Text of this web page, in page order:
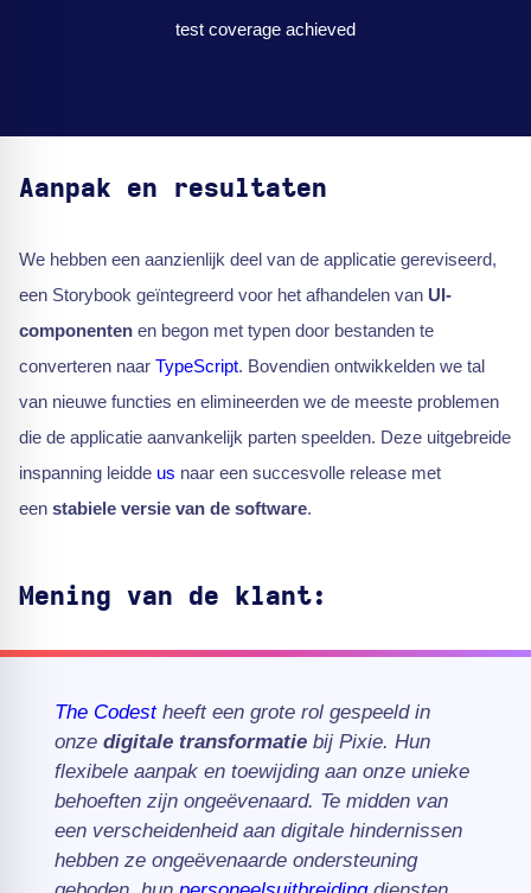
test coverage achieved
Aanpak en resultaten
We hebben een aanzienlijk deel van de applicatie gereviseerd,
een Storybook geïntegreerd voor het afhandelen van UI-
componenten en begon met typen door bestanden te
converteren naar TypeScript. Bovendien ontwikkelden we tal
van nieuwe functies en elimineerden we de meeste problemen
die de applicatie aanvankelijk parten speelden. Deze uitgebreide
inspanning leidde us naar een succesvolle release met
een stabiele versie van de software.
Mening van de klant:
The Codestheeft een grote rol gespeeld in
onze digitale transformatie bij Pixie. Hun
flexibele aanpak en toewijding aan onze unieke
behoeften zijn ongeëvenaard. Te midden van
een verscheidenheid aan digitale hindernissen
hebben ze ongeëvenaarde ondersteuning